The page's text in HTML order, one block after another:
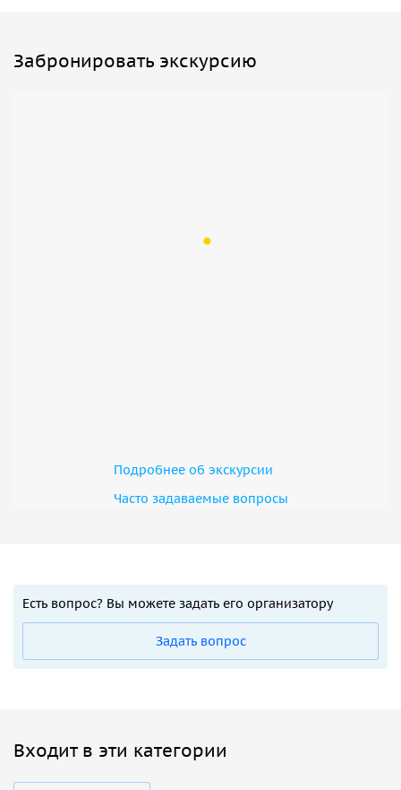
Забронировать экскурсию
Подробнее об экскурсии
Часто задаваемые вопросы
Есть вопрос? Вы можете задать его организатору
Задать вопрос
Входит в эти категории